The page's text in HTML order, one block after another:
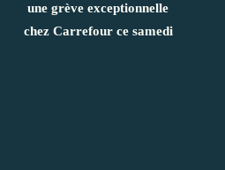
une grève exceptionnelle
chez Carrefour ce samedi